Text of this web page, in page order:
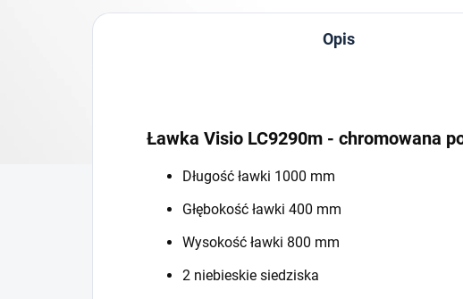
Opis
Ławka Visio LC9290m - chromowana
Długość ławki 1000 mm
Głębokość ławki 400 mm
Wysokość ławki 800 mm
2 niebieskie siedziska